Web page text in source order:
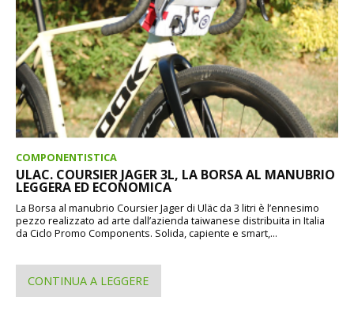
COMPONENTISTICA
ULAC. COURSIER JAGER 3L, LA BORSA AL MANUBRIO
LEGGERA ED ECONOMICA
La Borsa al manubrio Coursier Jager di Uläc da 3 litri è l’ennesimo
pezzo realizzato ad arte dall’azienda taiwanese distribuita in Italia
da Ciclo Promo Components. Solida, capiente e smart,...
CONTINUA A LEGGERE